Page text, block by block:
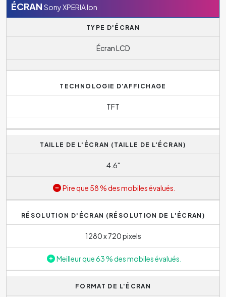
ÉCRAN Sony XPERIA Ion
TYPE D'ÉCRAN
Écran LCD
TECHNOLOGIE D'AFFICHAGE
TFT
TAILLE DE L'ÉCRAN (TAILLE DE L'ÉCRAN)
4.6"
Pire que 58 % des mobiles évalués.
RÉSOLUTION D'ÉCRAN (RÉSOLUTION DE L'ÉCRAN)
1280 x 720 pixels
Meilleur que 63 % des mobiles évalués.
FORMAT DE L'ÉCRAN